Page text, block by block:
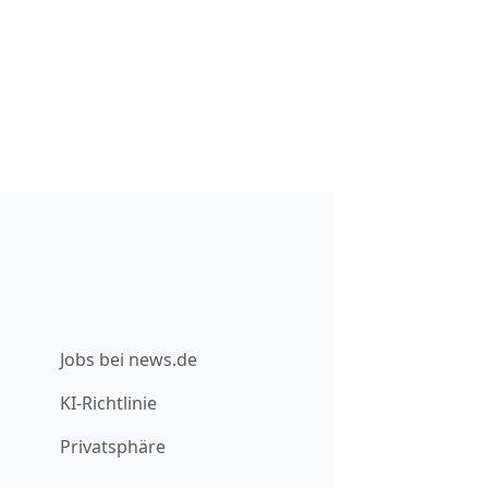
Jobs bei news.de
KI-Richtlinie
Privatsphäre